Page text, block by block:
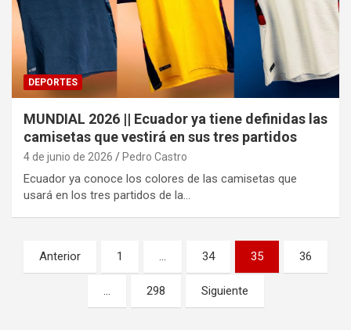
DEPORTES
MUNDIAL 2026 || Ecuador ya tiene definidas las
camisetas que vestirá en sus tres partidos
4 de junio de 2026 Pedro Castro
Ecuador ya conoce los colores de las camisetas que
usará en los tres partidos de la…
Paginación
de
entradas
Anterior 1 … 34 35 36
… 298 Siguiente